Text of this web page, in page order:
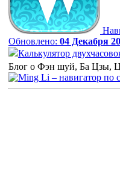
Обновлено: 04 Декабря
Калькулятор
Блог о Фэн шуй, Ба Цзы,